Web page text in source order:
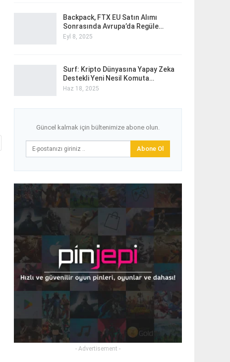
Backpack, FTX EU Satın Alımı
Sonrasında Avrupa’da Regüle…
Eyl 8, 2025
Surf: Kripto Dünyasına Yapay Zeka
Destekli Yeni Nesil Komuta…
Haz 18, 2025
Güncel kalmak için bültenimize abone olun.
Abone Ol
- Advertisement -